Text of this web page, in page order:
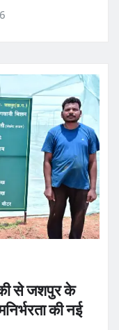
से जशपुर के
की नई